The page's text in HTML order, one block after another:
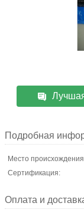
Подробная
Место
Сертификация:
Оплата и